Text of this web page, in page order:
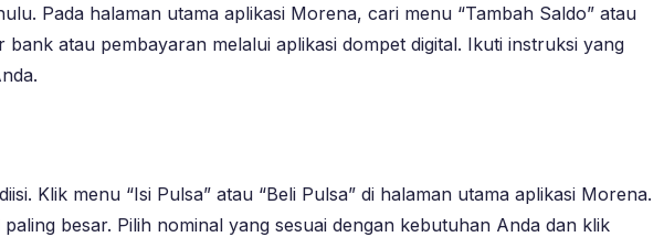
Pada halaman utama aplikasi Morena, cari menu “Tambah Saldo” atau
atau pembayaran melalui aplikasi dompet digital. Ikuti instruksi yang
Klik menu “Isi Pulsa” atau “Beli Pulsa” di halaman utama aplikasi Morena.
besar. Pilih nominal yang sesuai dengan kebutuhan Anda dan klik